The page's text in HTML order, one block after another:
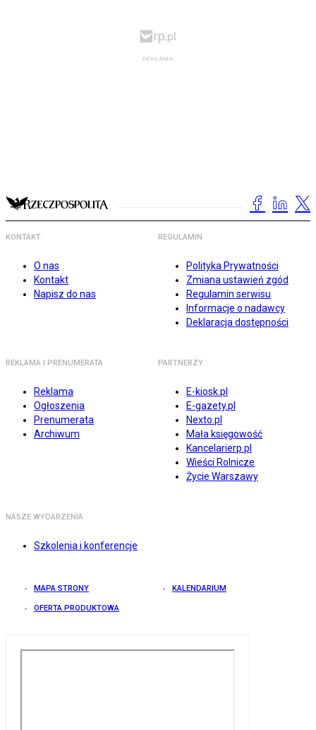
KONTAKT
O nas
Kontakt
Napisz do nas
REGULAMIN
Polityka Prywatności
Zmiana ustawień zgód
Regulamin serwisu
Informacje o nadawcy
Deklaracja dostępności
REKLAMA I PRENUMERATA
Reklama
Ogłoszenia
Prenumerata
Archiwum
PARTNERZY
E-kiosk.pl
E-gazety.pl
Nexto.pl
Mała księgowość
Kancelarierp.pl
Wieści Rolnicze
Życie Warszawy
NASZE WYDARZENIA
Szkolenia i konferencje
MAPA STRONY KALENDARIUM
OFERTA PRODUKTOWA